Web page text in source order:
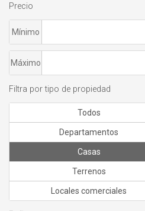
Precio
Mínimo
Máximo
Filtra por tipo de propiedad
Todos
Departamentos
Casas
Terrenos
Locales comerciales